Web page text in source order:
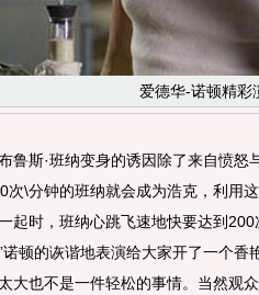
爱德华-诺顿精彩
斯·班纳变身的诱因除了来自愤怒
次\分钟的班纳就会成为浩克，利用
起时，班纳心跳飞速地快要达到
诺顿的诙谐地表演给大家开了一个
大也不是一件轻松的事情。当然观